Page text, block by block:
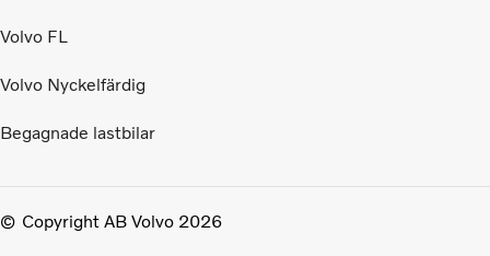
Volvo FL
Volvo Nyckelfärdig
Begagnade lastbilar
Copyright AB Volvo 2026